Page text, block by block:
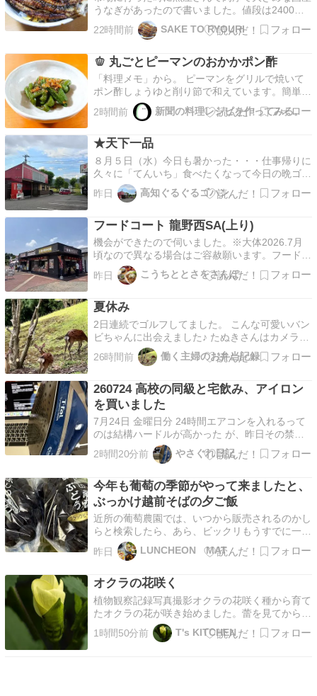
うなぎがあったので書いました。値段は2400円
ほどです夫婦で半身づつ食べるので1人前1200円
計算ですこんな感じでタレがほとんどついてない
にちょこっと振りかけてアルミホイルで包んでオ
ーブントー…
22時間前 SAKE TO RYOURI
🫑 丸ごとピーマンのおかかポン酢
「料理メモ」から。 ピーマンをグリルで焼いて
ポン酢しょうゆと削り節で和えています。簡単で
美味しいです。
2時間前 新聞の料理レシピを作ってみる。
★天下一品
８月５日（水）今日も暑かった・・・仕事帰りに
久々に「てんいち」食べたくなって今日の晩ゴハ
ン決定でましたラーメン並こってりニンニク入り
とライス小（￥１１１０）たまに無性に食べたく
ンに巻いて食すのがたまらん麺はもっちり気味こ
れもゴハンにワン…
昨日 高知ぐるぐるゴハン
フードコート 龍野西SA(上り)
機会ができたので伺いました。※大体2026.7月
頃なので異なる場合はご容赦願います。フードコ
ート 龍野西SA(上り)県外の食べ歩き。こちらは
兵庫県たつの市揖西町にある龍野西SA(上り)のサ
入ということで、メニューを見て・・・暑いので
梅お…
昨日 こうちととさをさんぽ
夏休み
2日連続でゴルフしてました。 こんな可愛いバン
ビちゃんに出会えました♪ たぬきさんはカメラが
嫌いですが、バンビちゃんはカメラ目線です。
ヒップが特に。 那須と鰻のミルフィーユ。ほう
ナード青山は和食もあります。 朝食のソーセー
ジや蜂蜜が…
26時間前 働く主婦のお弁当記録
260724 高校の同級と宅飲み、アイロン
を買いました
7月24日 金曜日分 24時間エアコンを入れるって
のは結構ハードルが高かった が、昨日その禁が
破れた てな事で既に48時間を超えて、このまま
次回のホテ活まで入れっぱなしだな 先日ヨドバ
ネット） アイロ〜ン ６０の手習い🤣とはこの事
こ…
2時間20分前 やさぐれ日記
今年も葡萄の季節がやって来ましたと、
ぶっかけ越前そばの夕ご飯
近所の葡萄農園では、いつから販売されるのかし
らと検索したら、あら、ビックリもうすでに一週
間も経っとりました 「サニールージュ」です
「ピオーネ」と「レッドパール」を掛け合わせて
かり教えてくださいました） 夏の早生葡萄の一
種だそうです糖度…
昨日 LUNCHEON MAT
オクラの花咲く
植物観察記録写真撮影オクラの花咲く種から育て
たオクラの花が咲き始めました。蕾を見てから数
日後の朝開き始めです。やや小ぶりの花かな？こ
の日は五輪の花が咲きました。花が咲いたと言う
1時間50分前 T's KITCHEN